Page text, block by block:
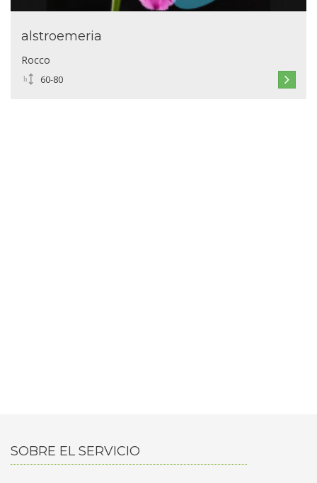
alstroemeria
Rocco
60-80
SOBRE EL SERVICIO